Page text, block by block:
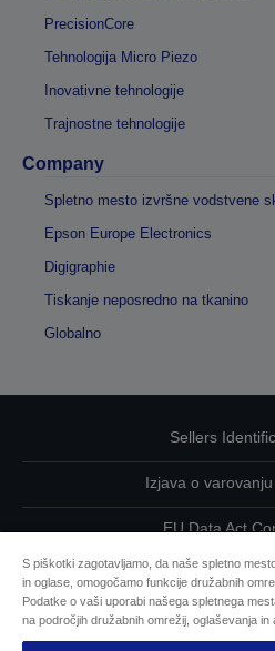
PrecisionCore
Tehnologija Micro Piezo
Inovativne tehnologije
Trajnostne tehnologije
Company
Spletno mesto izvršne vodstvene
Epson Europe Electronics
Digigraphie
Tiskanje neposredno na tkanino
Globalno
Sellers
Izjava o
EU Data Act
Kontaktirajte nas
Informacije o
S piškotki zagotavljamo, da naše spletno
in oglase, omogočamo funkcije družabnih
Podatke o vaši uporabi našega spletnega
na področjih družabnih omrežij, oglaševanja in